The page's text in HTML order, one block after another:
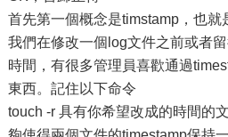
首先第一個概念是timstamp，也就
我們在修改一個log文件之前或者
時間，有很多管理員喜歡通過
東西。記住以下命令
touch -r 具有你希望改成的時間的